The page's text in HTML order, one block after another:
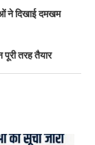
ने दिखाई दमखम
तरह तैयार